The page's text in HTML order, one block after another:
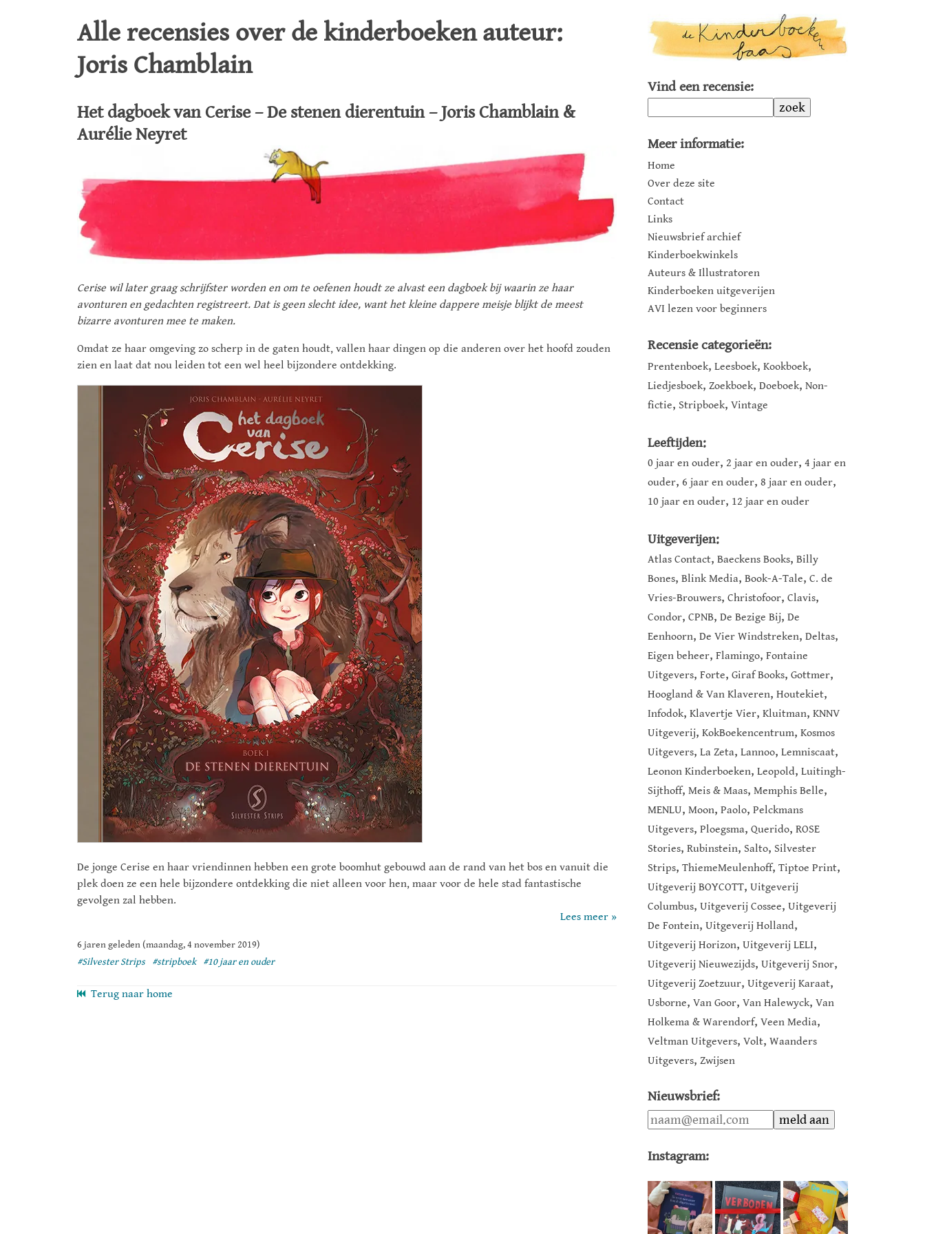
Alle recensies over de kinderboeken auteur:
Joris Chamblain
Het dagboek van Cerise – De stenen dierentuin – Joris Chamblain &
Aurélie Neyret
Cerise wil later graag schrijfster worden en om te oefenen houdt ze alvast een dagboek bij waarin ze haar
avonturen en gedachten registreert. Dat is geen slecht idee, want het kleine dappere meisje blijkt de meest
bizarre avonturen mee te maken.
Omdat ze haar omgeving zo scherp in de gaten houdt, vallen haar dingen op die anderen over het hoofd zouden
zien en laat dat nou leiden tot een wel heel bijzondere ontdekking.
De jonge Cerise en haar vriendinnen hebben een grote boomhut gebouwd aan de rand van het bos en vanuit die
plek doen ze een hele bijzondere ontdekking die niet alleen voor hen, maar voor de hele stad fantastische
gevolgen zal hebben.
Lees meer »
6 jaren geleden (maandag, 4 november 2019)
#Silvester Strips
#stripboek #10 jaar en ouder
Terug naar home
Vind een recensie:
zoek
Meer informatie:
Home
Over deze site
Contact
Links
Nieuwsbrief archief
Kinderboekwinkels
Auteurs & Illustratoren
Kinderboeken uitgeverijen
AVI lezen voor beginners
Recensie categorieën:
Prentenboek, Leesboek, Kookboek,
Liedjesboek, Zoekboek, Doeboek, Non-
fictie, Stripboek, Vintage
Leeftijden:
0 jaar en ouder, 2 jaar en ouder, 4 jaar en
ouder, 6 jaar en ouder, 8 jaar en ouder,
10 jaar en ouder, 12 jaar en ouder
Uitgeverijen:
Atlas Contact, Baeckens Books, Billy
Bones, Blink Media, Book-A-Tale, C. de
Vries-Brouwers, Christofoor, Clavis,
Condor, CPNB, De Bezige Bij, De
Eenhoorn, De Vier Windstreken, Deltas,
Eigen beheer, Flamingo, Fontaine
Uitgevers, Forte, Giraf Books, Gottmer,
Hoogland & Van Klaveren, Houtekiet,
Infodok, Klavertje Vier, Kluitman, KNNV
Uitgeverij, KokBoekencentrum, Kosmos
Uitgevers, La Zeta, Lannoo, Lemniscaat,
Leonon Kinderboeken, Leopold, Luitingh-
Sijthoff, Meis & Maas, Memphis Belle,
MENLU, Moon, Paolo, Pelckmans
Uitgevers, Ploegsma, Querido, ROSE
Stories, Rubinstein, Salto, Silvester
Strips, ThiemeMeulenhoff, Tiptoe Print,
Uitgeverij BOYCOTT, Uitgeverij
Columbus, Uitgeverij Cossee, Uitgeverij
De Fontein, Uitgeverij Holland,
Uitgeverij Horizon, Uitgeverij LELI,
Uitgeverij Nieuwezijds, Uitgeverij Snor,
Uitgeverij Zoetzuur, Uitgeverij Karaat,
Usborne, Van Goor, Van Halewyck, Van
Holkema & Warendorf, Veen Media,
Veltman Uitgevers, Volt, Waanders
Uitgevers, Zwijsen
Nieuwsbrief:
Instagram: